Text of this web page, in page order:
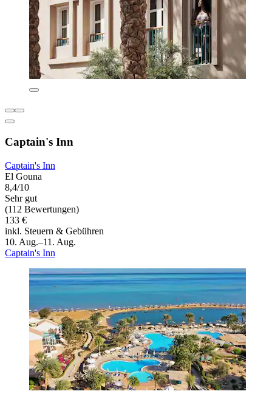
Captain's Inn
Captain's Inn
El Gouna
8,4/10
Sehr gut
(112 Bewertungen)
133 €
inkl. Steuern & Gebühren
10. Aug.–11. Aug.
Captain's Inn